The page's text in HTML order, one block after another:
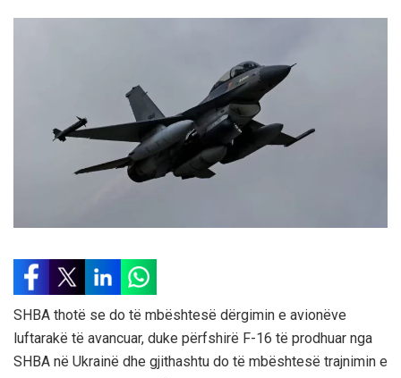
SHBA thotë se do të mbështesë dërgimin e avionëve
luftarakë të avancuar, duke përfshirë F-16 të prodhuar nga
SHBA në Ukrainë dhe gjithashtu do të mbështesë trajnimin e